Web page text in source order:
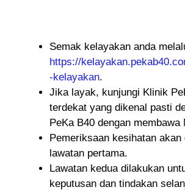
Semak kelayakan anda
https://
-kelayakan.
Jika layak, kunjungi Klinik
terdekat yang dikenal pasti
PeKa B40 dengan membawa
Pemeriksaan kesihatan akan
lawatan pertama.
Lawatan kedua dilakukan
keputusan dan tindakan